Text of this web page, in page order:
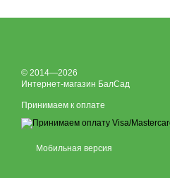
© 2014—2026
Интернет-магазин БалСад
Принимаем к оплате
Мобильная версия